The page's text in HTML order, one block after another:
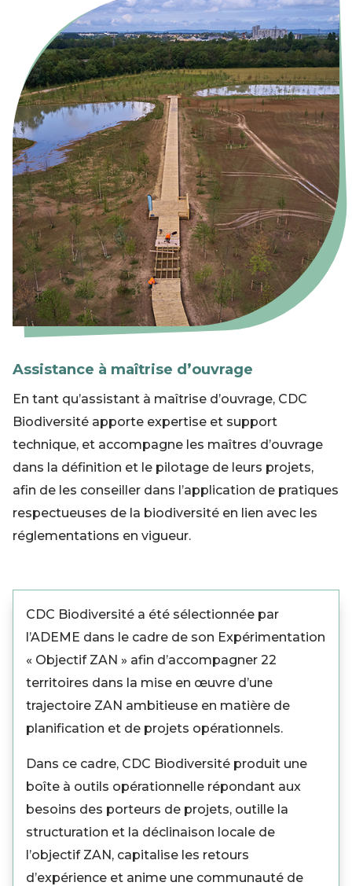
Assistance à maîtrise d’ouvrage
En tant qu’assistant à maîtrise d’ouvrage, CDC
Biodiversité apporte expertise et support
technique, et accompagne les maîtres d’ouvrage
dans la définition et le pilotage de leurs projets,
afin de les conseiller dans l’application de pratiques
respectueuses de la biodiversité en lien avec les
réglementations en vigueur.
CDC Biodiversité a été sélectionnée par
l’ADEME dans le cadre de son Expérimentation
« Objectif ZAN » afin d’accompagner 22
territoires dans la mise en œuvre d’une
trajectoire ZAN ambitieuse en matière de
planification et de projets opérationnels.
Dans ce cadre, CDC Biodiversité produit une
boîte à outils opérationnelle répondant aux
besoins des porteurs de projets, outille la
structuration et la déclinaison locale de
l’objectif ZAN, capitalise les retours
d’expérience et anime une communauté de